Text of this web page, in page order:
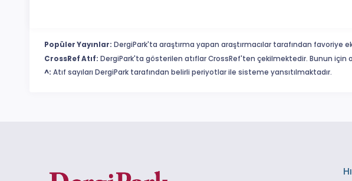
Popüler Yayınlar: DergiPark'ta araştırma yapan araştırmacılar tarafından
CrossRef Atıf: DergiPark'ta gösterilen atıflar CrossRef'ten çekilmektedir. Bunun için
^: Atıf sayıları DergiPark tarafından belirli periyotlar ile sisteme yansıtılmaktadır.